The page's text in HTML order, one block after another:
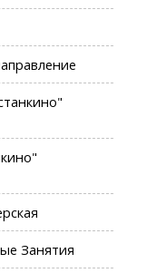
Занятия